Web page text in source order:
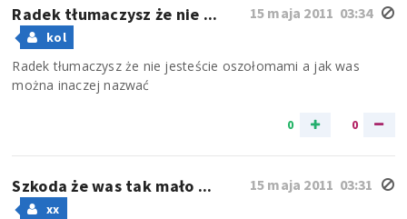
15 maja 2011 03:34
Radek tłumaczysz że nie ...
kol
Radek tłumaczysz że nie jesteście oszołomami a jak was
można inaczej nazwać
0 0
15 maja 2011 03:31
Szkoda że was tak mało ...
xx